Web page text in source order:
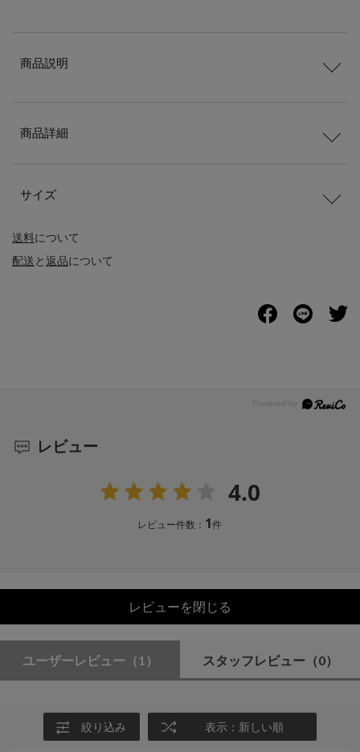
送料について
配送と返品について
商品説明
商品詳細
サイズ
レビュー
4.0
レビュー件数： 1件
レビューを閉じる
ユーザーレビュー （1） スタッフレビュー （0）
絞り込み 表示：新しい順